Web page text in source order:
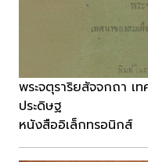
พระจตุราริยสัจจกถา เ
ประดิษฐ
หนังสืออิเล็กทรอนิกส์